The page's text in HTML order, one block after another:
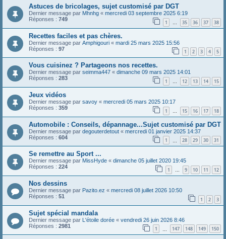
Astuces de bricolages, sujet customisé par DGT
Dernier message par Mhnhg « mercredi 03 septembre 2025 6:19
Réponses : 749 1 … 35 36 37 38
Recettes faciles et pas chères.
Dernier message par Amphigouri « mardi 25 mars 2025 15:56
Réponses : 97 1 2 3 4 5
Vous cuisinez ? Partageons nos recettes.
Dernier message par seimma447 « dimanche 09 mars 2025 14:01
Réponses : 283 1 … 12 13 14 15
Jeux vidéos
Dernier message par savoy « mercredi 05 mars 2025 10:17
Réponses : 359 1 … 15 16 17 18
Automobile : Conseils, dépannage...Sujet customisé par DGT
Dernier message par degouterdetout « mercredi 01 janvier 2025 14:37
Réponses : 604 1 28 29 30 31
Se remettre au Sport ...
Dernier message par MissHyde « dimanche 05 juillet 2020 19:45
Réponses : 224 1 … 9 10 11 12
Nos dessins
Dernier message par Pazito.ez « mercredi 08 juillet 2026 10:50
Réponses : 51 1 2 3
Sujet spécial mandala
Dernier message par L'étoile dorée « vendredi 26 juin 2026 8:46
Réponses : 2981 1 147 148 149 150